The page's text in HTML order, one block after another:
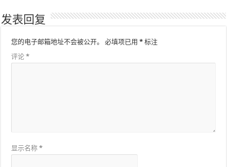
发表回复
您的电子邮箱地址不会被公开。 必填项已用* 标注
评论*
显示名称*